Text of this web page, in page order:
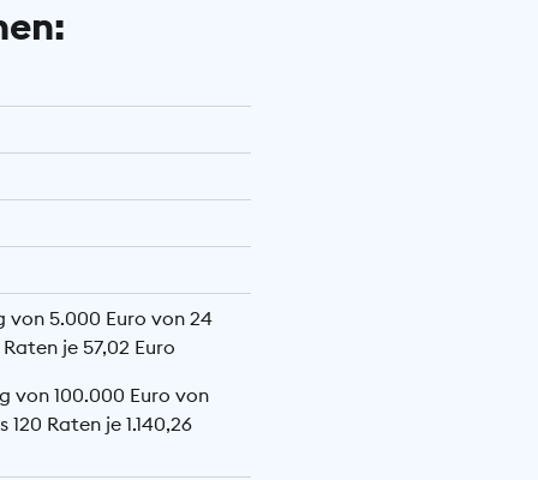
5.000 Euro von 24
je 57,02 Euro
von 100.000 Euro von
Raten je 1.140,26